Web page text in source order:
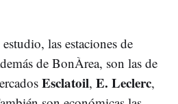
las estaciones de
de BonÀrea, son las de
Esclatoil, E. Leclerc,